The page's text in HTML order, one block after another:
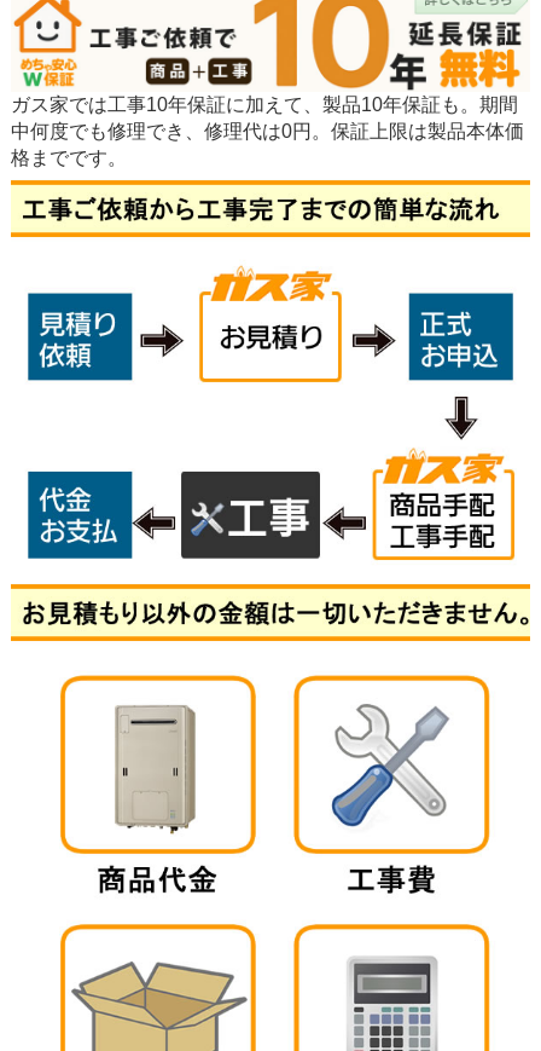
ガス家では工事10年保証に加えて、製品10年保証も。期間
中何度でも修理でき、修理代は0円。保証上限は製品本体価
格までです。